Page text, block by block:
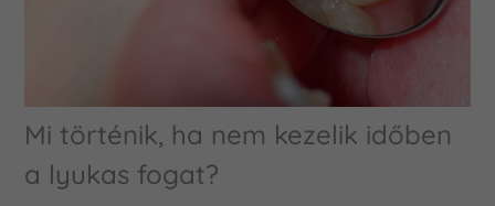
Mi történik, ha nem kezelik időben
a lyukas fogat?